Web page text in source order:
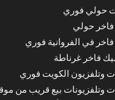
حولي فوري
حولي
في الفروانية فوري
فاخر غرناطة
وتلفزيون الكويت فوري
وتلفزيونات بيع قريب من